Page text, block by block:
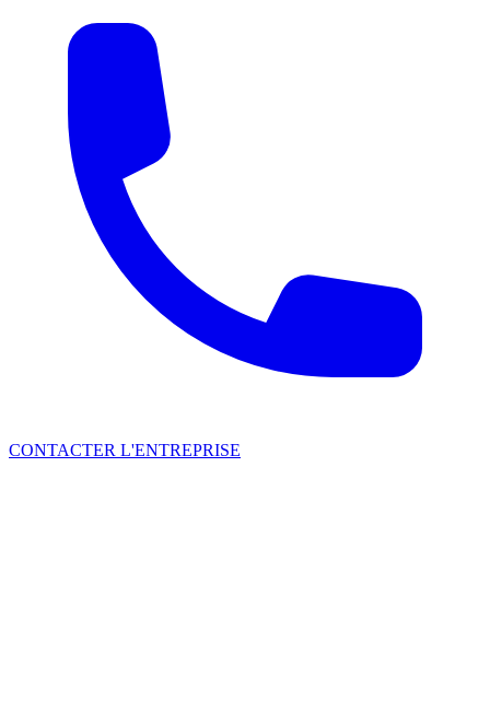
CONTACTER L'ENTREPRISE